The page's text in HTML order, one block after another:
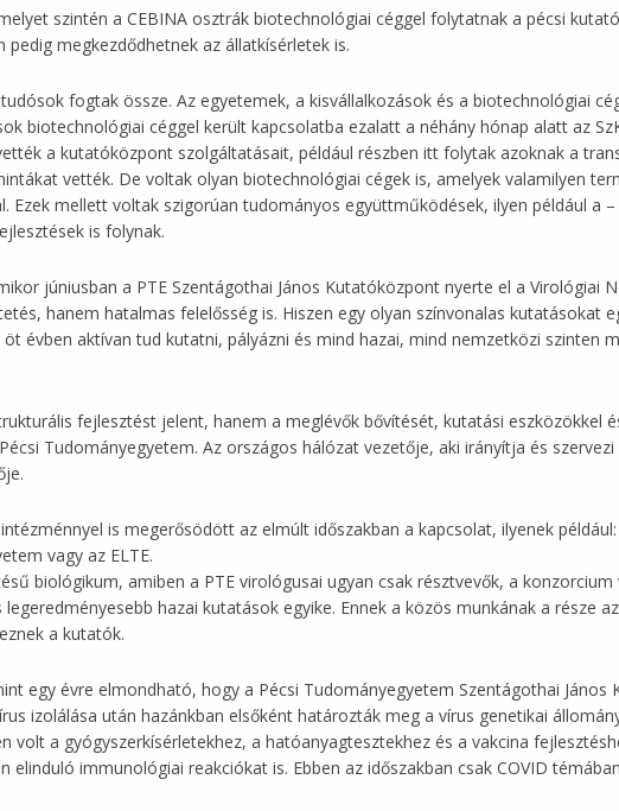
szintén a CEBINA osztrák biotechnológiai céggel folytatnak a pécsi
megkezdődhetnek az állatkísérletek is.
fogtak össze. Az egyetemek, a kisvállalkozások és a biotechnológiai
biotechnológiai céggel került kapcsolatba ezalatt a néhány hónap alatt az
a kutatóközpont szolgáltatásait, például részben itt folytak azoknak a
vették. De voltak olyan biotechnológiai cégek is, amelyek valamilyen
Ezek mellett voltak szigorúan tudományos együttműködések, ilyen például a
is folynak.
júniusban a PTE Szentágothai János Kutatóközpont nyerte el a Virológiai
hanem hatalmas felelősség is. Hiszen egy olyan színvonalas kutatásokat
évben aktívan tud kutatni, pályázni és mind hazai, mind nemzetközi szinten
fejlesztést jelent, hanem a meglévők bővítését, kutatási eszközökkel
Tudományegyetem. Az országos hálózat vezetője, aki irányítja és szervezi
is megerősödött az elmúlt időszakban a kapcsolat, ilyenek
vagy az ELTE.
biológikum, amiben a PTE virológusai ugyan csak résztvevők, a
legeredményesebb hazai kutatások egyike. Ennek a közös munkának a része
a kutatók.
egy évre elmondható, hogy a Pécsi Tudományegyetem Szentágothai
izolálása után hazánkban elsőként határozták meg a vírus genetikai
volt a gyógyszerkísérletekhez, a hatóanyagtesztekhez és a vakcina
elinduló immunológiai reakciókat is. Ebben az időszakban csak COVID